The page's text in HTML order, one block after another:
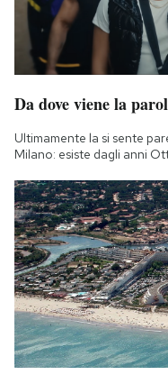
Da dove viene la
Ultimamente la si sente
Milano: esiste dagli anni